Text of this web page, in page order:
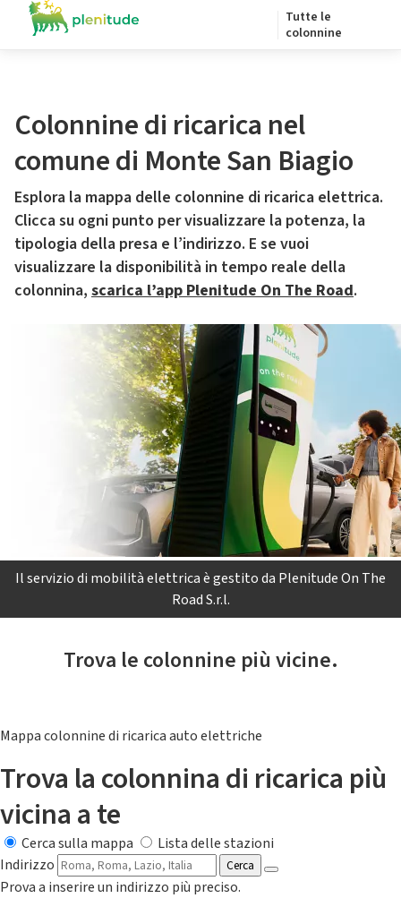
Tutte le
colonnine
Colonnine di ricarica nel
comune di Monte San Biagio
Esplora la mappa delle colonnine di ricarica elettrica.
Clicca su ogni punto per visualizzare la potenza, la
tipologia della presa e l’indirizzo. E se vuoi
visualizzare la disponibilità in tempo reale della
colonnina, scarica l’app Plenitude On The Road.
Il servizio di mobilità elettrica è gestito da Plenitude On The
Road S.r.l.
Trova le colonnine più vicine.
Mappa colonnine di ricarica auto elettriche
Trova la colonnina di ricarica più
vicina a te
Cerca sulla mappa
Lista delle stazioni
Indirizzo
Cerca
Prova a inserire un indirizzo più preciso.